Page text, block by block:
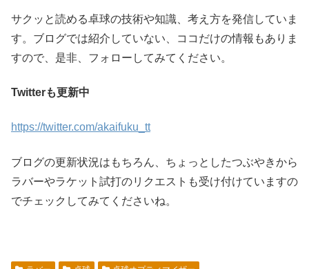
サクッと読める卓球の技術や知識、考え方を発信していま
す。ブログでは紹介していない、ココだけの情報もありま
すので、是非、フォローしてみてください。
Twitterも更新中
https://twitter.com/akaifuku_tt
ブログの更新状況はもちろん、ちょっとしたつぶやきから
ラバーやラケット試打のリクエストも受け付けていますの
でチェックしてみてくださいね。